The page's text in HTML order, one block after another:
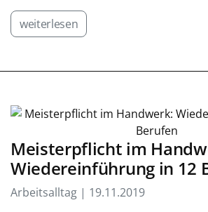
weiterlesen
Meisterpflicht im
Wiedereinführung in 12
Arbeitsalltag | 19.11.2019